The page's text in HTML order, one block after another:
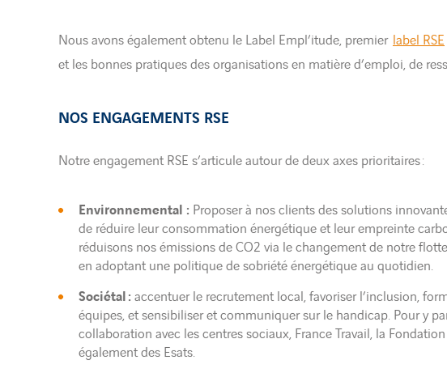
Nous avons également obtenu le Label Empl’itude, premier label RSE
et les bonnes pratiques des organisations en matière d’emploi, de
NOS ENGAGEMENTS RSE
Notre engagement RSE s’articule autour de deux axes prioritaires :
Environnemental : Proposer à nos clients des solutions
de réduire leur consommation énergétique et leur empreinte
réduisons nos émissions de CO2 via le changement de notre
en adoptant une politique de sobriété énergétique au quotidien.
Sociétal : accentuer le recrutement local, favoriser l’inclusion,
équipes, et sensibiliser et communiquer sur le handicap. Pour y
collaboration avec les centres sociaux, France Travail, la
également des Esats.